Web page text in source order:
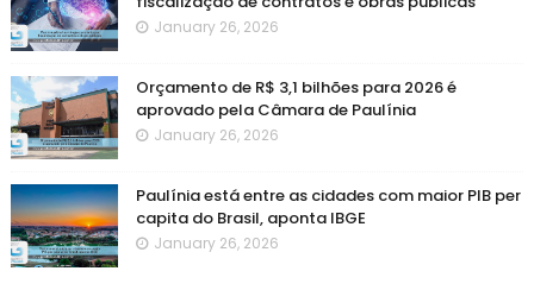
January 26, 2026
Orçamento de R$ 3,1 bilhões para 2026 é
aprovado pela Câmara de Paulínia
January 26, 2026
Paulínia está entre as cidades com maior PIB per
capita do Brasil, aponta IBGE
January 26, 2026